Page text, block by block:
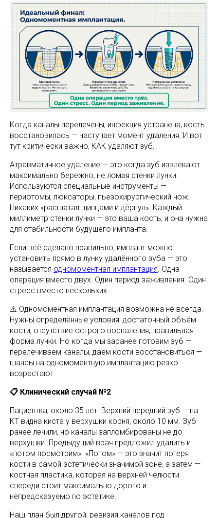
Когда каналы перелечены, инфекция устранена, кость
восстановилась — наступает момент удаления. И вот
тут критически важно, КАК удаляют зуб.
Атравматичное удаление — это когда зуб извлекают
максимально бережно, не ломая стенки лунки.
Используются специальные инструменты —
периотомы, люксаторы, пьезохирургический нож.
Никаких «расшатал щипцами и дёрнул». Каждый
миллиметр стенки лунки — это ваша кость, и она нужна
для стабильности будущего импланта.
Если всё сделано правильно, имплант можно
установить прямо в лунку удалённого зуба — это
называется одномоментная имплантация. Одна
операция вместо двух. Один период заживления. Один
стресс вместо нескольких.
⚠️ Одномоментная имплантация возможна не всегда.
Нужны определённые условия: достаточный объём
кости, отсутствие острого воспаления, правильная
форма лунки. Но когда мы заранее готовим зуб —
перелечиваем каналы, даём кости восстановиться —
шансы на одномоментную имплантацию резко
возрастают.
📋 Клинический случай №2
Пациентка, около 35 лет. Верхний передний зуб — на
КТ видна киста у верхушки корня, около 10 мм. Зуб
ранее лечили, но каналы запломбированы не до
верхушки. Предыдущий врач предложил удалить и
«потом посмотрим». «Потом» — это значит потеря
кости в самой эстетически значимой зоне, а затем —
костная пластика, которая на верхней челюсти
спереди стоит максимально дорого и
непредсказуемо по эстетике.
Наш план был другой: ревизия каналов под